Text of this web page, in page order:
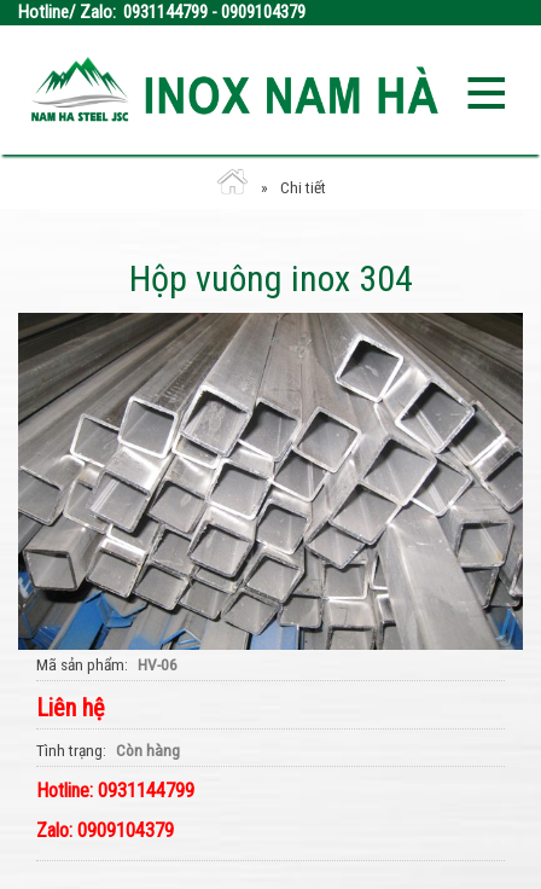
Hotline/ Zalo: 0931144799 - 0909104379
Chi tiết
Hộp vuông inox 304
Mã sản phẩm HV-06
Liên hệ
Tình trạng Còn hàng
Hotline: 0931144799
Zalo: 0909104379